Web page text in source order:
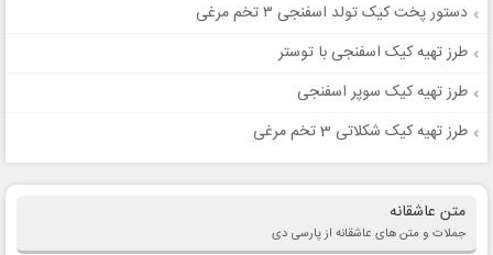
دستور پخت کیک تولد اسفنجی ۳ تخم مرغی
طرز تهیه کیک اسفنجی با توستر
طرز تهیه کیک سوپر اسفنجی
طرز تهیه کیک شکلاتی 3 تخم مرغی
متن عاشقانه
جملات و متن های عاشقانه از پارسی دی